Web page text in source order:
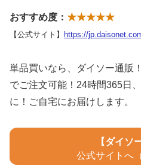
おすすめ度： ★★★★★
【公式サイト】 https://
単品買いなら、ダイソー通販
でご注文可能！24時間365日
に！ご自宅にお届けします。
【ダイソ
公式サイトへ